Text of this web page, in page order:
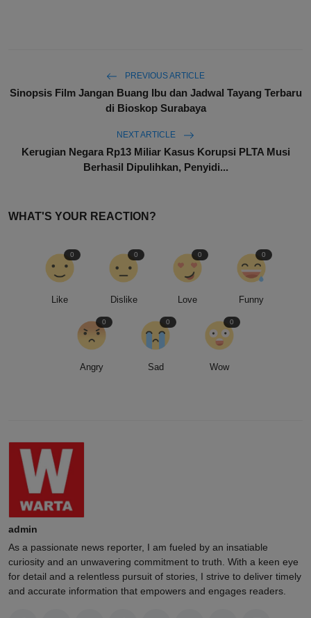
PREVIOUS ARTICLE
Sinopsis Film Jangan Buang Ibu dan Jadwal Tayang Terbaru
di Bioskop Surabaya
NEXT ARTICLE
Kerugian Negara Rp13 Miliar Kasus Korupsi PLTA Musi
Berhasil Dipulihkan, Penyidi...
WHAT'S YOUR REACTION?
Like
0
Dislike
0
Love
0
Funny
0
Angry
0
Sad
0
Wow
0
admin
As a passionate news reporter, I am fueled by an insatiable
curiosity and an unwavering commitment to truth. With a keen eye
for detail and a relentless pursuit of stories, I strive to deliver timely
and accurate information that empowers and engages readers.